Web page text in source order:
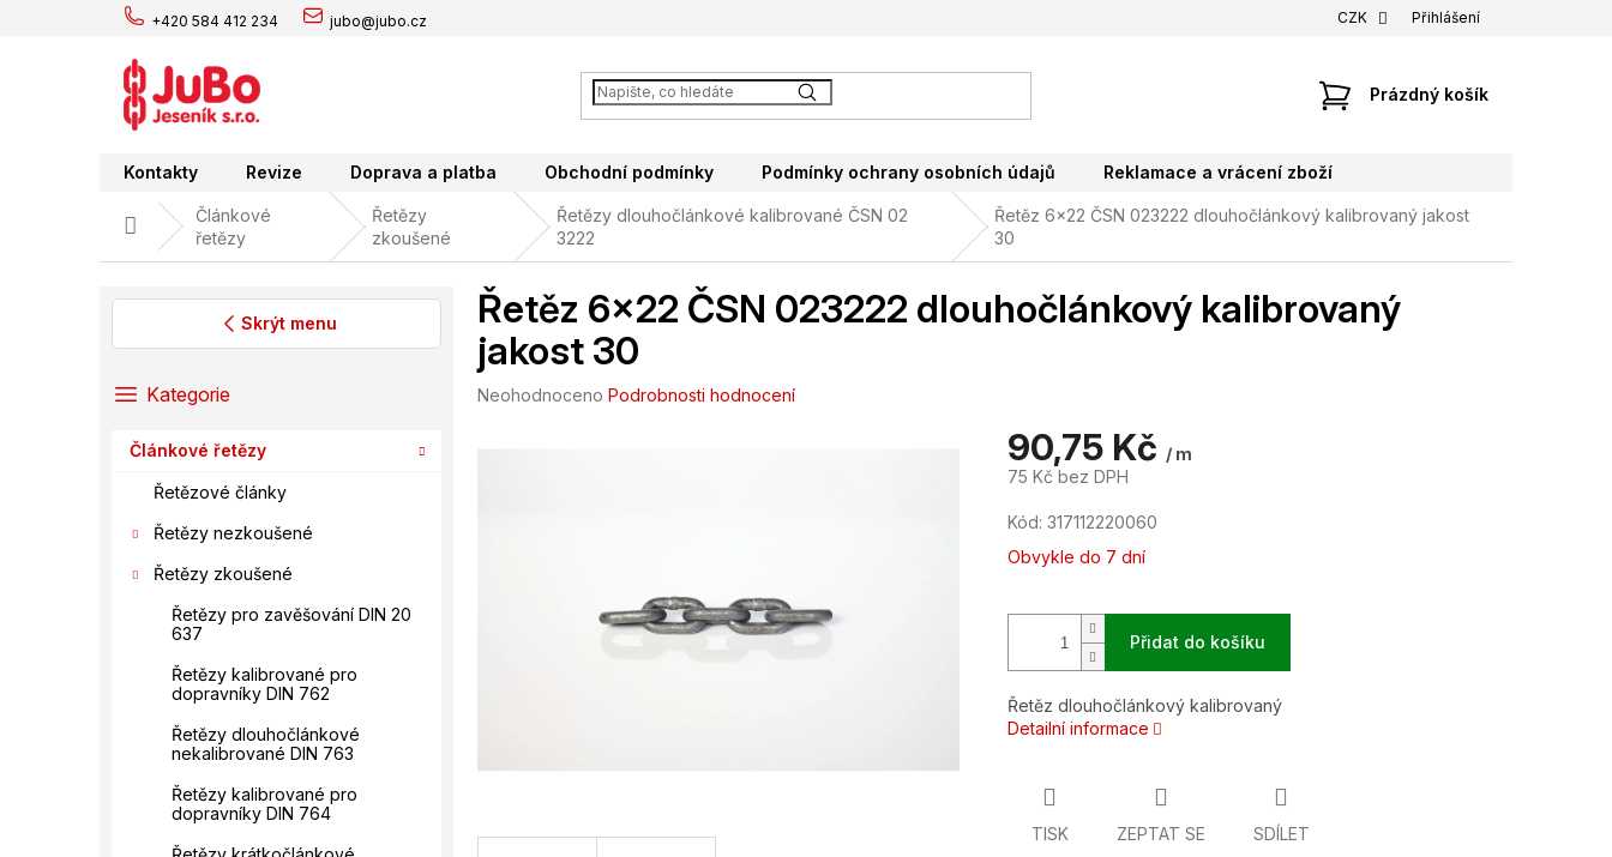
+420 584 412 234 jubo@jubo.cz CZK Přihlášení
NÁKUPNÍ
Prázdný košík
Kontakty Revize Doprava a platba Obchodní podmínky Podmínky ochrany osobních údajů Reklamace a vrácení zboží
Domů
Článkové
řetězy
Řetězy
zkoušené
Řetězy dlouhočlánkové kalibrované ČSN 02
3222
Řetěz 6x22 ČSN 023222 dlouhočlánkový kalibrovaný jakost
30
Skrýt menu
PřeskočitKategorie
Článkové řetězy
Řetězové články
Řetězy nezkoušené
Řetězy zkoušené
Řetězy pro zavěšování DIN 20
637
Řetězy kalibrované pro
dopravníky DIN 762
Řetězy dlouhočlánkové
nekalibrované DIN 763
Řetězy kalibrované pro
dopravníky DIN 764
Řetěz 6x22 ČSN 023222 dlouhočlánkový kalibrovaný
jakost 30
Průměrné
Neohodnoceno Podrobnosti hodnocení
90,75 Kč / m
75 Kč bez DPH
Měrná
cena:
Kód: 317112220060
Obvykle do 7 dní
Přidat do košíku
Řetěz dlouhočlánkový kalibrovaný
Detailní informace
TISK ZEPTAT SE SDÍLET